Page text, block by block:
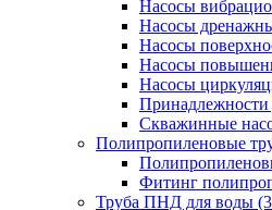
Насосы
Насосы
Насосы
Насосы
Насосы
Принадлежности
Скважинные
Полипропиленовые
Фитинг
Труба ПНД для воды